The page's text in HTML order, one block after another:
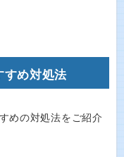
すめ対処法
めの対処法をご紹介